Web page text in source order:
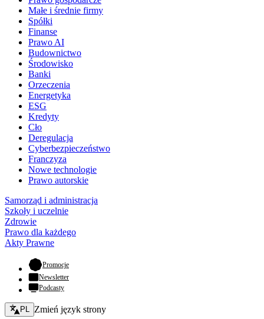
Małe i średnie firmy
Spółki
Finanse
Prawo AI
Budownictwo
Środowisko
Banki
Orzeczenia
Energetyka
ESG
Kredyty
Cło
Deregulacja
Cyberbezpieczeństwo
Franczyza
Nowe technologie
Prawo autorskie
Samorząd i administracja
Szkoły i uczelnie
Zdrowie
Prawo dla każdego
Akty Prawne
Promocje- otwiera się w nowej karcie
Newsletter
Podcasty
Zmień język - bieżący:
PL Zmień język strony